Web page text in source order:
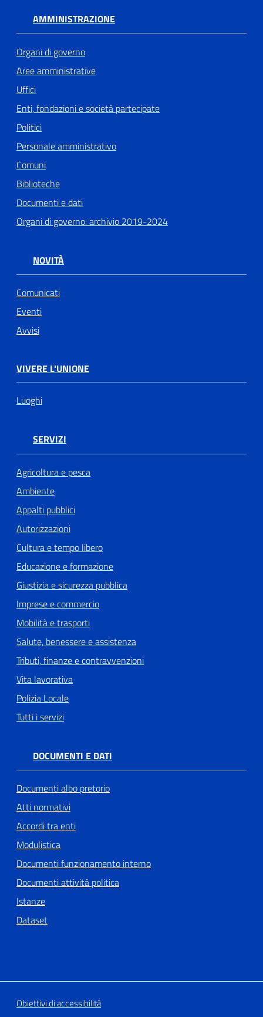
AMMINISTRAZIONE
Organi di governo
Aree amministrative
Uffici
Enti, fondazioni e società partecipate
Politici
Personale amministrativo
Comuni
Biblioteche
Documenti e dati
Organi di governo: archivio 2019-2024
NOVITÀ
Comunicati
Eventi
Avvisi
VIVERE L'UNIONE
Luoghi
SERVIZI
Agricoltura e pesca
Ambiente
Appalti pubblici
Autorizzazioni
Cultura e tempo libero
Educazione e formazione
Giustizia e sicurezza pubblica
Imprese e commercio
Mobilità e trasporti
Salute, benessere e assistenza
Tributi, finanze e contravvenzioni
Vita lavorativa
Polizia Locale
Tutti i servizi
DOCUMENTI E DATI
Documenti albo pretorio
Atti normativi
Accordi tra enti
Modulistica
Documenti funzionamento interno
Documenti attività politica
Istanze
Dataset
Obiettivi di accessibilità